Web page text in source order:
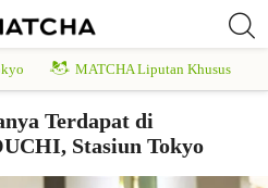
MATCHA Liputan Khusus
Terdapat di
Stasiun Tokyo